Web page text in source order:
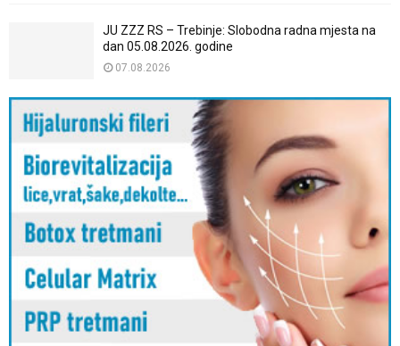
JU ZZZ RS – Trebinje: Slobodna radna mjesta na
dan 05.08.2026. godine
07.08.2026